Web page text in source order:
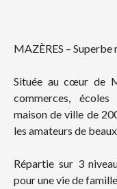
MAZÈRES –
Située au cœur de
commerces,
maison de ville de
les amateurs de
Répartie sur 3
pour une vie de